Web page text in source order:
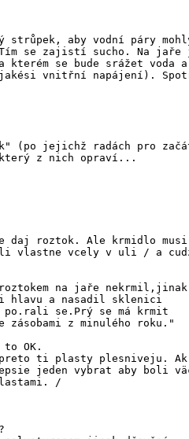
strůpek, aby vodní páry
se zajistí sucho. Na jaře
se bude srážet voda
vnitřní napájení).
(po jejichž radách pro
z nich opraví...
daj roztok. Ale krmidlo
vlastne vcely v uli / a
na jaře nekrmil,jinak
hlavu a nasadil sklenici
se.Prý se má krmit
zásobami z minulého roku."
OK.
ti plasty plesniveju. Ak
jeden vybrat aby boli
/